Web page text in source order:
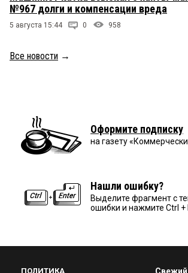
№967 долги и компенсации вреда
5 августа 15:44 0 958
Все новости →
Оформите подписку
на газету
Нашли ошибку?
Выделите фрагмент с
ошибки и нажмите Ctrl +
ПОЛИТИКА